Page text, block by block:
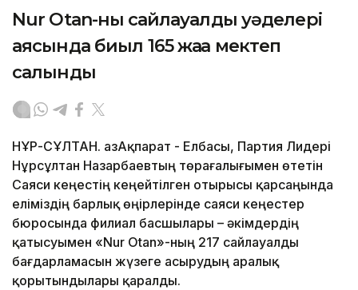
Nur Otan-ның сайлауалды уәделері
аясында биыл 165 жаңа мектеп
салынды
НҰР-СҰЛТАН. ҚазАқпарат - Елбасы, Партия Лидері
Нұрсұлтан Назарбаевтың төрағалығымен өтетін
Саяси кеңестің кеңейтілген отырысы қарсаңында
еліміздің барлық өңірлерінде саяси кеңестер
бюросында филиал басшылары – әкімдердің
қатысуымен «Nur Otan»-ның 217 сайлауалды
бағдарламасын жүзеге асырудың аралық
қорытындылары қаралды.